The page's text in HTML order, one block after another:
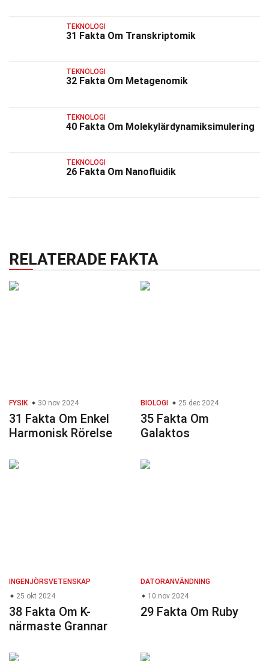
TEKNOLOGI
31 Fakta Om Transkriptomik
TEKNOLOGI
32 Fakta Om Metagenomik
TEKNOLOGI
40 Fakta Om Molekylärdynamiksimulering
TEKNOLOGI
26 Fakta Om Nanofluidik
RELATERADE FAKTA
FYSIK 30 nov 2024
31 Fakta Om Enkel
Harmonisk Rörelse
BIOLOGI 25 dec 2024
35 Fakta Om
Galaktos
INGENJÖRSVETENSKAP
25 okt 2024
38 Fakta Om K-
närmaste Grannar
DATORANVÄNDNING
10 nov 2024
29 Fakta Om Ruby